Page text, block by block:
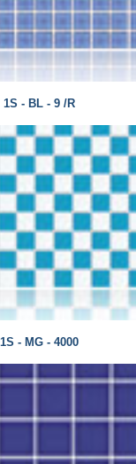
1S - BL - 9 /R
1S - MG - 4000